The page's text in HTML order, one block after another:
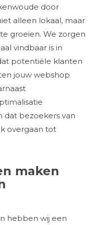
door
alleen lokaal, maar
groeien. We zorgen
vindbaar is in
potentiële klanten
jouw webshop
bezoekers van
overgaan tot
maken
hebben wij een